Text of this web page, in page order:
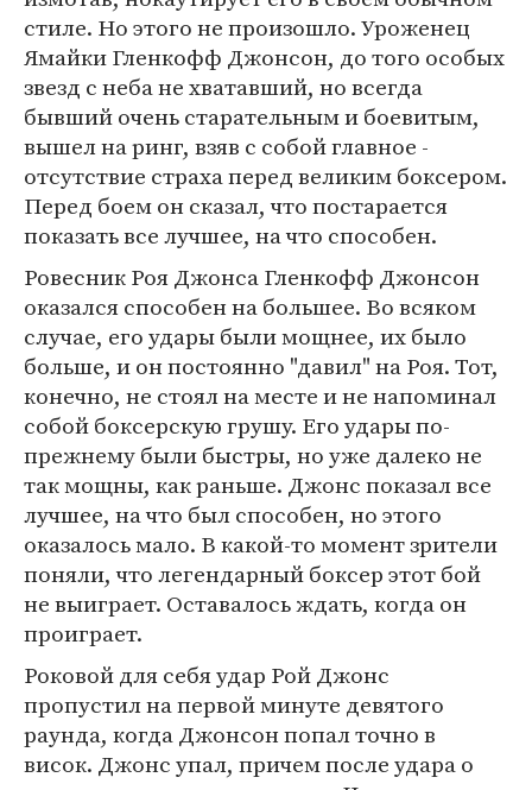
стиле. Но этого не произошло. Уроженец
Ямайки Гленкофф Джонсон, до того особых
звезд с неба не хватавший, но всегда
бывший очень старательным и боевитым,
вышел на ринг, взяв с собой главное -
отсутствие страха перед великим боксером.
Перед боем он сказал, что постарается
показать все лучшее, на что способен.
Ровесник Роя Джонса Гленкофф Джонсон
оказался способен на большее. Во всяком
случае, его удары были мощнее, их было
больше, и он постоянно "давил" на Роя. Тот,
конечно, не стоял на месте и не напоминал
собой боксерскую грушу. Его удары по-
прежнему были быстры, но уже далеко не
так мощны, как раньше. Джонс показал все
лучшее, на что был способен, но этого
оказалось мало. В какой-то момент зрители
поняли, что легендарный боксер этот бой
не выиграет. Оставалось ждать, когда он
проиграет.
Роковой для себя удар Рой Джонс
пропустил на первой минуте девятого
раунда, когда Джонсон попал точно в
висок. Джонс упал, причем после удара о